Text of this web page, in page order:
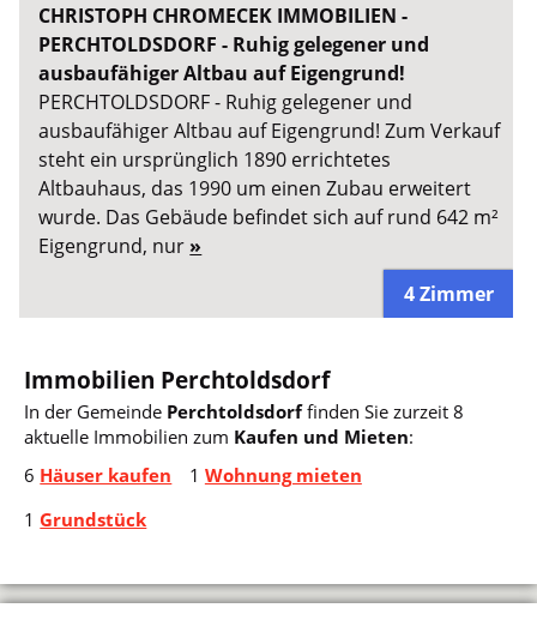
CHRISTOPH CHROMECEK IMMOBILIEN -
PERCHTOLDSDORF - Ruhig gelegener und
ausbaufähiger Altbau auf Eigengrund!
PERCHTOLDSDORF - Ruhig gelegener und
ausbaufähiger Altbau auf Eigengrund! Zum Verkauf
steht ein ursprünglich 1890 errichtetes
Altbauhaus, das 1990 um einen Zubau erweitert
wurde. Das Gebäude befindet sich auf rund 642 m²
Eigengrund, nur »
4 Zimmer
Immobilien Perchtoldsdorf
In der Gemeinde Perchtoldsdorffinden Sie zurzeit 8
aktuelle Immobilien zum Kaufen und Mieten:
6 Häuser kaufen 1 Wohnung mieten
1Grundstück